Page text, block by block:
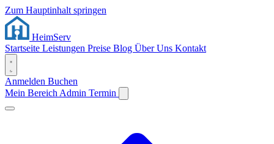
Zum Hauptinhalt springen
HeimServ
Startseite Leistungen Preise Blog Über Uns Kontakt
Anmelden Buchen
Mein Bereich Admin Termin